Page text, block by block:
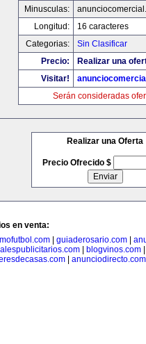
Minusculas:
Longitud:
16 caracteres
Categorias:
Sin Clasificar
Precio:
Realizar una
Visitar!
Serán consideradas
Realizar una Oferta
Precio Ofrecido $
en venta:
guiaderosario.com
| blogvinos.com
| anunciodirecto.com